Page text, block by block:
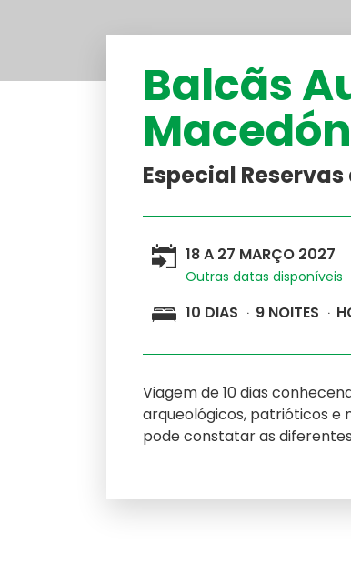
América do Sul
Australásia
Cruzeiros
Médio-Oriente
Balcãs
Especial
18 A 27 MARÇO 2027
Outras datas disponíveis
10 DIAS 9 NOITES
Viagem de 10 dias
arqueológicos, patrióticos e
pode constatar as